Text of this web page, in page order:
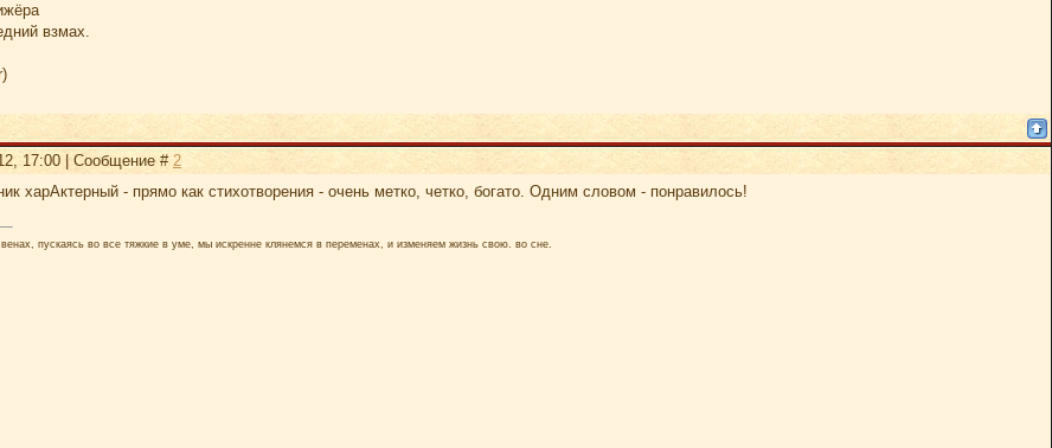
взмах.
17:00 | Сообщение # 2
харАктерный - прямо как стихотворения - очень метко, четко, богато. Одним словом - понравилось!
пускаясь во все тяжкие в уме, мы искренне клянемся в переменах, и изменяем жизнь свою. во сне.